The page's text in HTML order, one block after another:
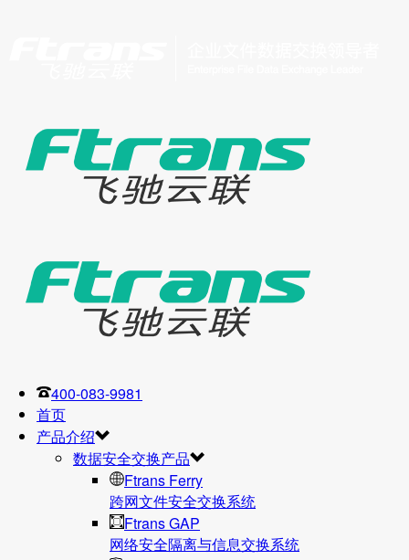
400-083-9981
首页
产品介绍
数据安全交换产品
Ftrans Ferry
跨网文件安全交换系统
Ftrans GAP
网络安全隔离与信息交换系统